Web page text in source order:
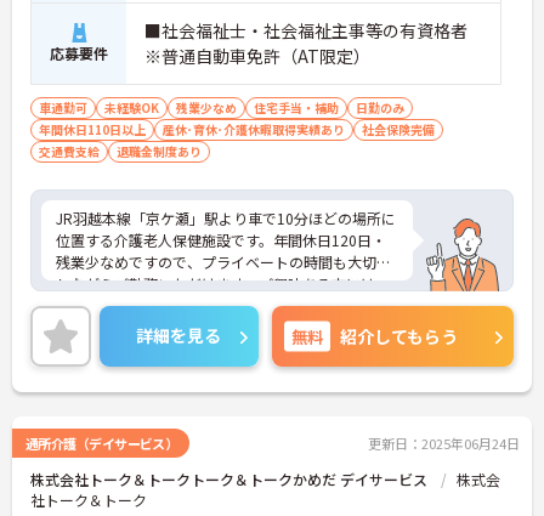
応募要件
■社会福祉士・社会福祉主事等の有資格者
※普通自動車免許（AT限定）
車通勤可 未経験OK 残業少なめ 住宅手当・補助
日勤のみ
年間休日110日以上
産休･育休･介護休暇取得実績あり
社会保険完備
交通費支給
退職金制度あり
JR羽越本線「京ケ瀬」駅より車で10分ほどの場所に
位置する介護老人保健施設です。年間休日120日・
残業少なめですので、プライベートの時間も大切に
しながらご勤務いただけます。ご興味ある方には、
面接対策ポイントなど、さらに詳細をお話しいたし
ますのでお気軽にご相談ください。
詳細を見る 無料 紹介してもらう
通所介護（デイサービス） 更新日：2025年06月24日
株式会社トーク＆トークトーク＆トークかめだ デイサービス
株式会
社トーク＆トーク